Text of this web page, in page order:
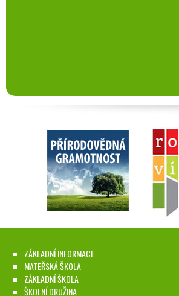
ZÁKLADNÍ INFORMACE
MATEŘSKÁ ŠKOLA
ZÁKLADNÍ ŠKOLA
ŠKOLNÍ DRUŽINA